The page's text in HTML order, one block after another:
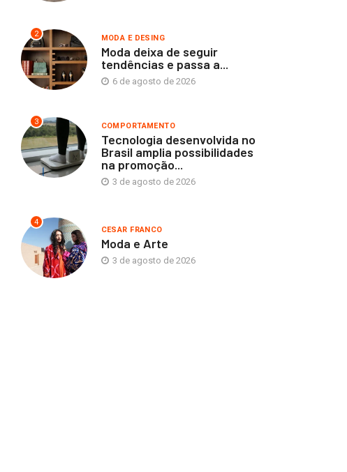
2 MODA E DESING
Moda deixa de seguir
tendências e passa a...
6 de agosto de 2026
3 COMPORTAMENTO
Tecnologia desenvolvida no
Brasil amplia possibilidades
na promoção...
3 de agosto de 2026
4
CESAR FRANCO
Moda e Arte
3 de agosto de 2026